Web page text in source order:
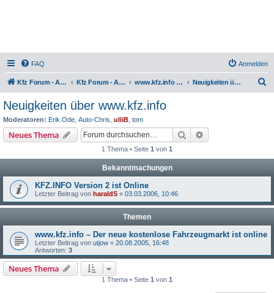
FAQ Anmelden
Kfz Forum - Auto, Motorrad und LKW Kfz Forum - Auto, Motorrad und LKW www.kfz.info – Der kostenlose Fahrzeugmarkt im Internet Neuigkeiten über www.kfz.info
Neuigkeiten über www.kfz.info
Moderatoren: Erik.Ode Auto-Chris ulliB tom
Neues Thema Suche
1 Thema • Seite 1 von 1
Bekanntmachungen
KFZ.INFO Version 2 ist Online
Letzter Beitrag von haraldS « 03.03.2006, 10:46
Themen
www.kfz.info – Der neue kostenlose Fahrzeugmarkt ist online
Letzter Beitrag von utjow « 20.08.2005, 16:48
Antworten: 3
Neues Thema
1 Thema • Seite 1 von 1